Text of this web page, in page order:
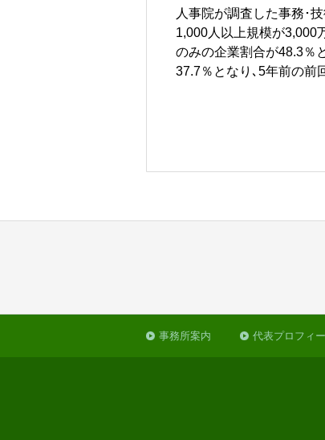
人事院が調査した事務･
1,000人以上規模が3,000
のみの企業割合が48.3％
37.7％となり､5年前の前
事務所案内 代表プロフィ